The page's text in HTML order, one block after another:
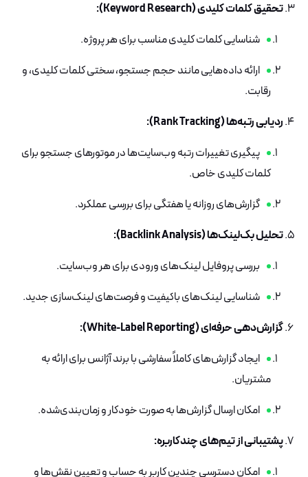
تحقیق کلمات کلیدی (Keyword Research):
شناسایی کلمات کلیدی مناسب برای هر پروژه.
ارائه داده‌هایی مانند حجم جستجو، سختی کلمات کلیدی، و
رقابت.
ردیابی رتبه‌ها (Rank Tracking):
پیگیری تغییرات رتبه وب‌سایت‌ها در موتورهای جستجو برای
کلمات کلیدی خاص.
گزارش‌های روزانه یا هفتگی برای بررسی عملکرد.
تحلیل بک‌لینک‌ها (Backlink Analysis):
بررسی پروفایل لینک‌های ورودی برای هر وب‌سایت.
شناسایی لینک‌های باکیفیت و فرصت‌های لینک‌سازی جدید.
گزارش‌دهی حرفه‌ای (White-Label Reporting):
ایجاد گزارش‌های کاملاً سفارشی با برند آژانس برای ارائه به
مشتریان.
امکان ارسال گزارش‌ها به صورت خودکار و زمان‌بندی‌شده.
پشتیبانی از تیم‌های چندکاربره:
امکان دسترسی چندین کاربر به حساب و تعیین نقش‌ها و